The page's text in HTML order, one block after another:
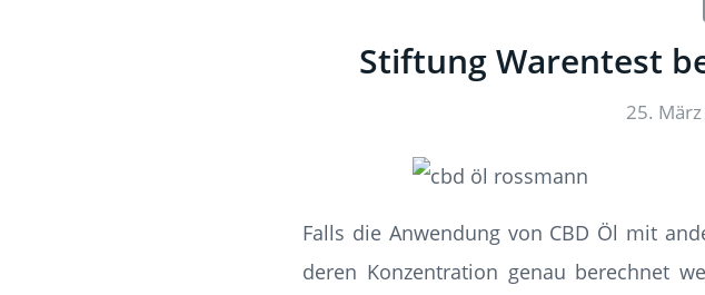
Stiftung Warentest
25.
Falls die Anwendung von CBD Öl mit
deren Konzentration genau berechnet